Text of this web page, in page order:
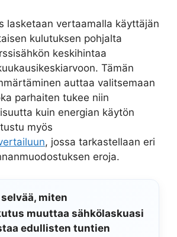
lasketaan vertaamalla käyttäjän
kulutuksen pohjalta
keskihintaa
Tämän
auttaa valitsemaan
parhaiten tukee niin
kuin energian käytön
myös
, jossa tarkastellaan eri
eroja.
selvää, miten
muuttaa sähkölaskuasi
edullisten tuntien